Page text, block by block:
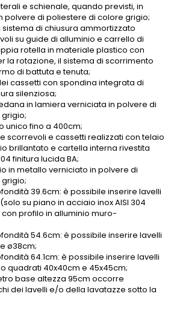
e schienale, quando previsti, in
polvere di poliestere di colore grigio;
di chiusura ammortizzato
su guide di alluminio e carrello di
rotella in materiale plastico con
la rotazione, il sistema di scorrimento
di battuta e tenuta;
cassetti con spondina integrata di
silenziosa;
in lamiera verniciata in polvere di
unico fino a 400cm;
scorrevoli e cassetti realizzati con telaio
brillantato e cartella interna rivestita
finitura lucida BA;
in metallo verniciato in polvere di
39.6cm: è possibile inserire lavelli
su piano in acciaio inox AISI 304
profilo in alluminio muro-
54.6cm: è possibile inserire lavelli
ø38cm;
64.1cm: è possibile inserire lavelli
quadrati 40x40cm e 45x45cm;
base altezza 95cm occorre
dei lavelli e/o della lavatazze sotto la